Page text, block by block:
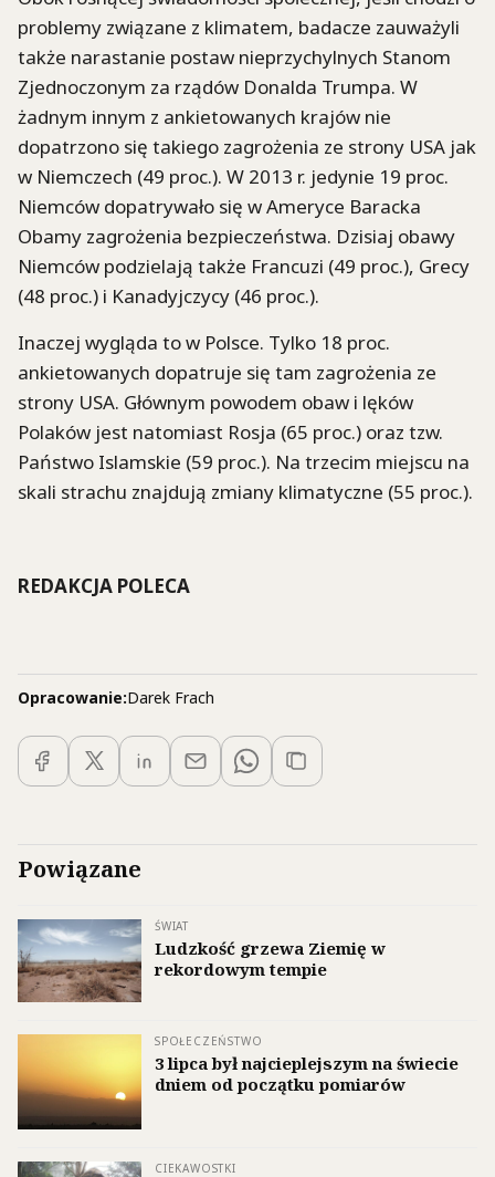
problemy związane z klimatem, badacze zauważyli
także narastanie postaw nieprzychylnych Stanom
Zjednoczonym za rządów Donalda Trumpa. W
żadnym innym z ankietowanych krajów nie
dopatrzono się takiego zagrożenia ze strony USA jak
w Niemczech (49 proc.). W 2013 r. jedynie 19 proc.
Niemców dopatrywało się w Ameryce Baracka
Obamy zagrożenia bezpieczeństwa. Dzisiaj obawy
Niemców podzielają także Francuzi (49 proc.), Grecy
(48 proc.) i Kanadyjczycy (46 proc.).
Inaczej wygląda to w Polsce. Tylko 18 proc.
ankietowanych dopatruje się tam zagrożenia ze
strony USA. Głównym powodem obaw i lęków
Polaków jest natomiast Rosja (65 proc.) oraz tzw.
Państwo Islamskie (59 proc.). Na trzecim miejscu na
skali strachu znajdują zmiany klimatyczne (55 proc.).
REDAKCJA POLECA
Opracowanie:Darek Frach
Powiązane
ŚWIAT
Ludzkość grzewa Ziemię w
rekordowym tempie
SPOŁECZEŃSTWO
3 lipca był najcieplejszym na świecie
dniem od początku pomiarów
CIEKAWOSTKI